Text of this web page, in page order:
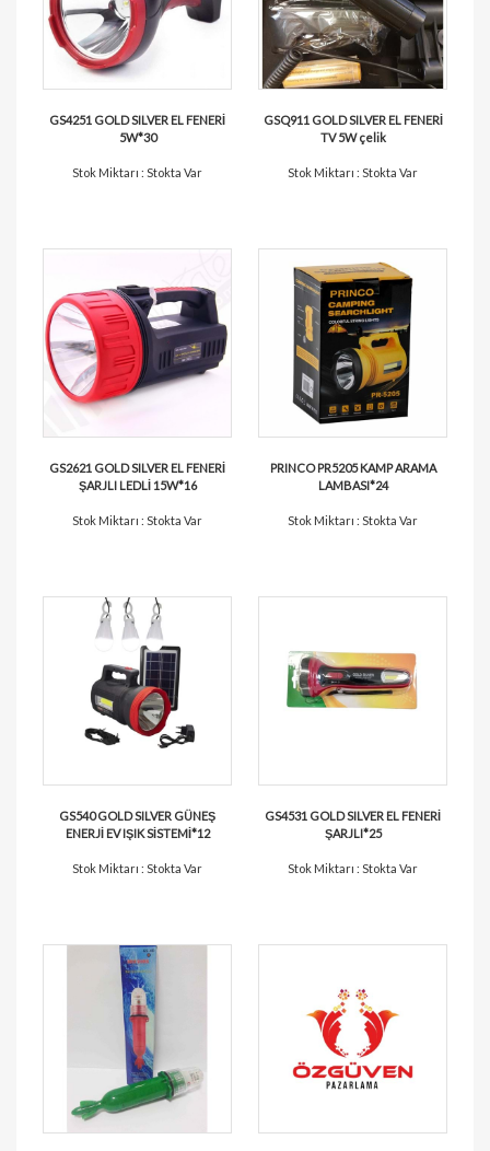
GS4251 GOLD SILVER EL FENERİ
5W*30
Stok Miktarı : Stokta Var
GSQ911 GOLD SILVER EL FENERİ
TV 5W çelik
Stok Miktarı : Stokta Var
GS2621 GOLD SILVER EL FENERİ
ŞARJLI LEDLİ 15W*16
Stok Miktarı : Stokta Var
PRINCO PR5205 KAMP ARAMA
LAMBASI*24
Stok Miktarı : Stokta Var
GS540 GOLD SILVER GÜNEŞ
ENERJİ EV IŞIK SİSTEMİ*12
Stok Miktarı : Stokta Var
GS4531 GOLD SILVER EL FENERİ
ŞARJLI*25
Stok Miktarı : Stokta Var